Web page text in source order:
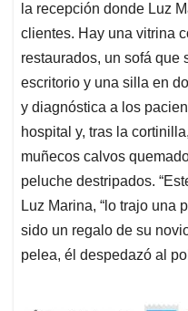
la recepción donde Luz
clientes. Hay una vitrina
restaurados, un sofá que
escritorio y una silla en
y diagnóstica a los
hospital y, tras la
muñecos calvos
peluche destripados.
Luz Marina, “lo trajo una
sido un regalo de su
pelea, él despedazó al